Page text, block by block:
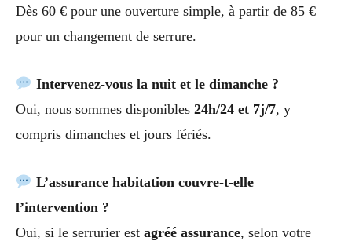
Dès 60 € pour une ouverture simple, à partir de 85 €
pour un changement de serrure.
Intervenez-vous la nuit et le dimanche ?
Oui, nous sommes disponibles 24h/24 et 7j/7, y
compris dimanches et jours fériés.
L’assurance habitation couvre-t-elle
l’intervention ?
Oui, si le serrurier est agréé assurance, selon votre